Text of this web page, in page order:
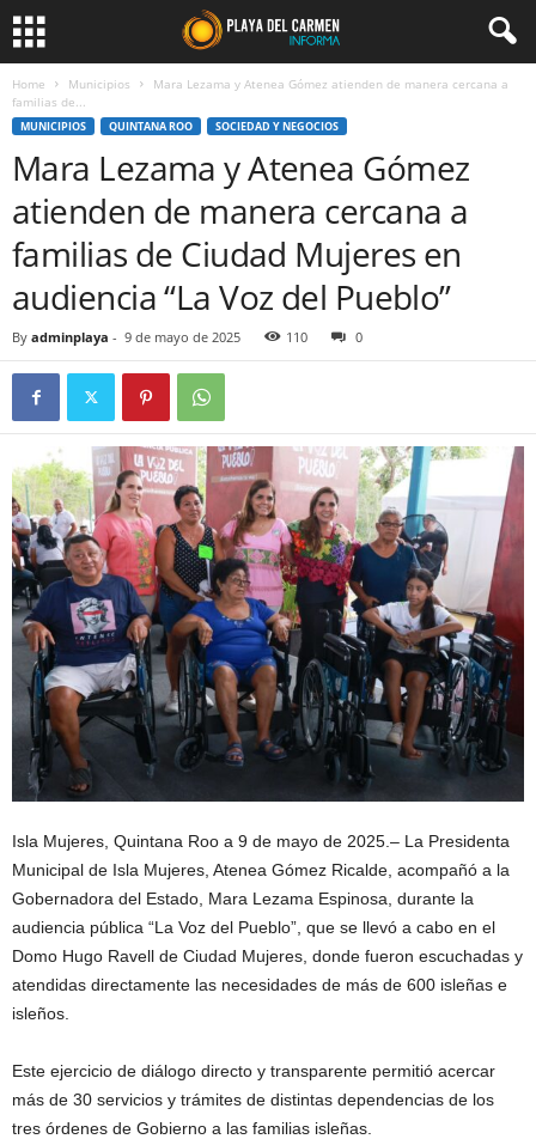
Home Municipios
Mara Lezama y Atenea Gómez atienden de manera cercana a
familias de...
MUNICIPIOS QUINTANA ROO SOCIEDAD Y NEGOCIOS
Mara Lezama y Atenea Gómez
atienden de manera cercana a
familias de Ciudad Mujeres en
audiencia “La Voz del Pueblo”
By adminplaya - 9 de mayo de 2025 110 0
Isla Mujeres, Quintana Roo a 9 de mayo de 2025.– La Presidenta
Municipal de Isla Mujeres, Atenea Gómez Ricalde, acompañó a la
Gobernadora del Estado, Mara Lezama Espinosa, durante la
audiencia pública “La Voz del Pueblo”, que se llevó a cabo en el
Domo Hugo Ravell de Ciudad Mujeres, donde fueron escuchadas y
atendidas directamente las necesidades de más de 600 isleñas e
isleños.
Este ejercicio de diálogo directo y transparente permitió acercar
más de 30 servicios y trámites de distintas dependencias de los
tres órdenes de Gobierno a las familias isleñas.